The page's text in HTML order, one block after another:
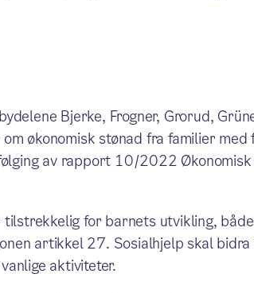
Bjerke, Frogner, Grorud,
økonomisk stønad fra familier
av rapport 10/2022
for barnets utvikling,
artikkel 27. Sosialhjelp skal
aktiviteter.